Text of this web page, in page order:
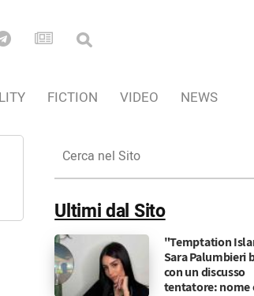
FICTION VIDEO NEWS
nel
Sito
Ultimi dal Sito
"Temptation
Sara Palumbieri
con un discusso
tentatore: nome